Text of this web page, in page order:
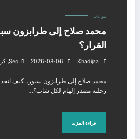
منوعات
محمد صلاح إلى طرابزون
القرار؟
Khadijaa
2026-08-06
Seo
,
محمد صلاح إلى طرابزون سبور.. كيف اتخذ
رحلته مصدر إلهام لكل شاب؟…
قراءة المزيد